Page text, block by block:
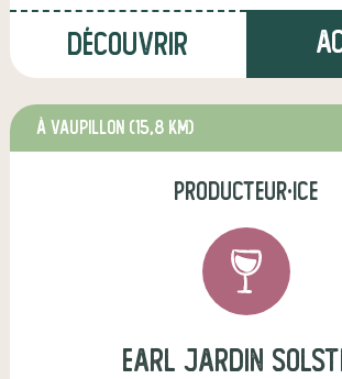
Découvrir
à Vaupillon (15,8 km)
producteur·ice
earl jardin